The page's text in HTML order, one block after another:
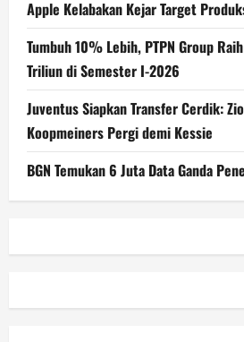
Apple Kelabakan Kejar Target
Tumbuh 10% Lebih, PTPN Group
Triliun di Semester I-2026
Juventus Siapkan Transfer Cerdik:
Koopmeiners Pergi demi Kessie
BGN Temukan 6 Juta Data Ganda